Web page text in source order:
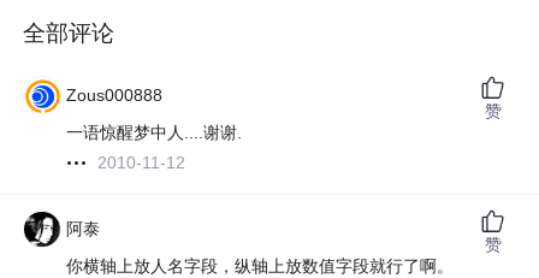
全部评论
Zous000888
一语惊醒梦中人....谢谢.
2010-11-12
赞
阿泰
你横轴上放人名字段，纵轴上放数值字段就行了啊。
赞